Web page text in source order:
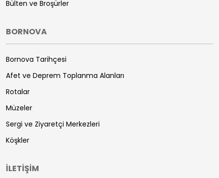
Bülten ve Broşürler
BORNOVA
Bornova Tarihçesi
Afet ve Deprem Toplanma Alanları
Rotalar
Müzeler
Sergi ve Ziyaretçi Merkezleri
Köşkler
İLETİŞİM